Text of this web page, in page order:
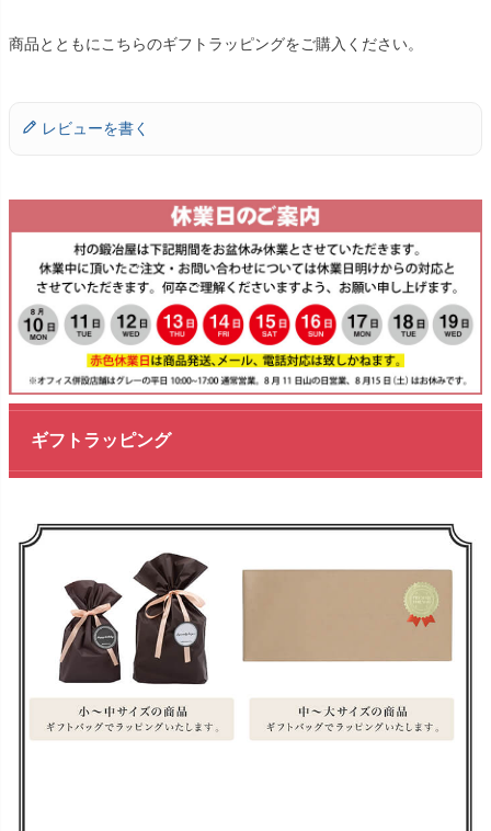
商品とともにこちらのギフトラッピングをご購入ください。
レビューを書く
ギフトラッピング